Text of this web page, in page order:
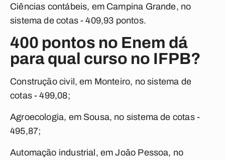
Ciências contábeis, em Campina Grande, no
sistema de cotas - 409,93 pontos.
400 pontos no Enem dá
para qual curso no IFPB?
Construção civil, em Monteiro, no sistema de
cotas - 499,08;
Agroecologia, em Sousa, no sistema de cotas -
495,87;
Automação industrial, em João Pessoa, no